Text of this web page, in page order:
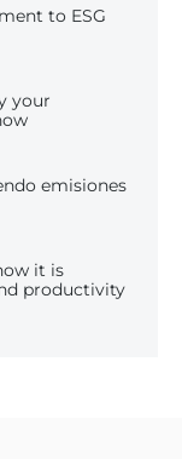
to ESG
your
emisiones
it is
productivity